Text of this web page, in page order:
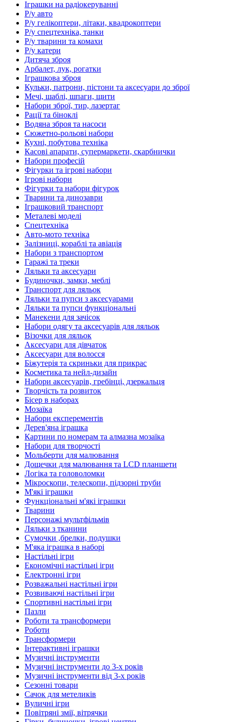
Іграшки на радіокеруванні
Р/у авто
Р/у гелікоптери, літаки, квадрокоптери
Р/у спецтехніка, танки
Р/у тварини та комахи
Р/у катери
Дитяча зброя
Арбалет, лук, рогатки
Іграшкова зброя
Кульки, патрони, пістони та аксесуари до зброї
Мечі, шаблі, шпаги, щити
Набори зброї, тир, лазертаг
Рації та біноклі
Водяна зброя та насоси
Сюжетно-рольові набори
Кухні, побутова техніка
Касові апарати, супермаркети, скарбнички
Набори професій
Фігурки та ігрові набори
Ігрові набори
Фігурки та набори фігурок
Тварини та динозаври
Іграшковий транспорт
Металеві моделі
Спецтехніка
Авто-мото техніка
Залізниці, кораблі та авіація
Набори з транспортом
Гаражі та треки
Ляльки та аксесуари
Будиночки, замки, меблі
Транспорт для ляльок
Ляльки та пупси з аксесуарами
Ляльки та пупси функціональні
Манекени для зачісок
Набори одягу та аксесуарів для ляльок
Візочки для ляльок
Аксесуари для дівчаток
Аксесуари для волосся
Біжутерія та скриньки для прикрас
Косметика та нейл-дизайн
Набори аксесуарів, гребінці, дзеркальця
Творчість та розвиток
Бісер в наборах
Мозаїка
Набори експерементів
Дерев'яна іграшка
Картини по номерам та алмазна мозаїка
Набори для творчості
Мольберти для малювання
Дощечки для малювання та LCD планшети
Логіка та головоломки
Мікроскопи, телескопи, підзорні труби
М'які іграшки
Функціональні м'які іграшки
Тварини
Персонажі мультфільмів
Ляльки з тканини
Сумочки ,брелки, подушки
М'яка іграшка в наборі
Настільні ігри
Економічні настільні ігри
Електронні ігри
Розважальні настільні ігри
Розвиваючі настільні ігри
Спортивні настільні ігри
Пазли
Роботи та трансформери
Роботи
Трансформери
Інтерактивні іграшки
Музичні інструменти
Музичні інструменти до 3-х років
Музичні інструменти від 3-х років
Сезонні товари
Сачок для метеликів
Вуличні ігри
Повітряні змії, вітрячки